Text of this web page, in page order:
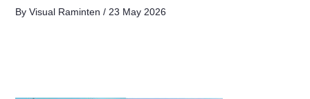
By Visual Raminten / 23 May 2026